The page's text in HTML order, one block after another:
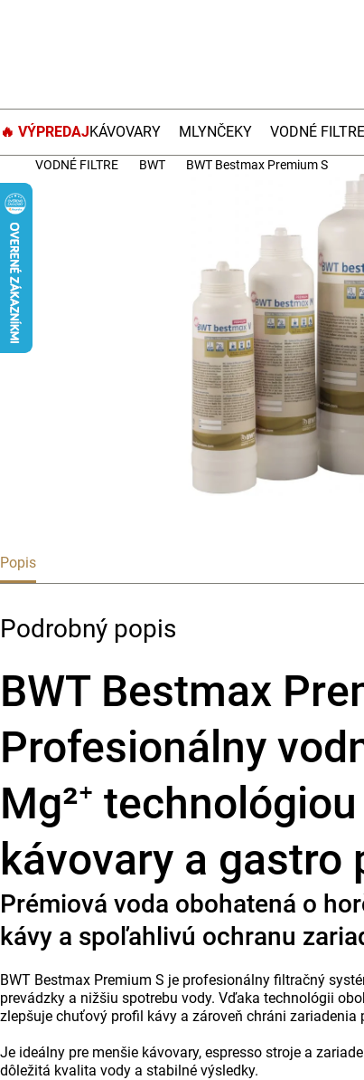
🔥 VÝPREDAJKÁVOVARY MLYNČEKY VODNÉ FILTRE
VODNÉ FILTRE BWT BWT Bestmax Premium S
Popis
Podrobný popis
BWT Bestmax
Profesionálny
Mg²⁺
kávovary a gastro
Prémiová voda obohatená o
kávy a spoľahlivú ochranu
BWT Bestmax Premium S je profesionálny filtračný
prevádzky a nižšiu spotrebu vody. Vďaka technológii
zlepšuje chuťový profil kávy a zároveň chráni zariadenia
Je ideálny pre menšie kávovary, espresso stroje a
dôležitá kvalita vody a stabilné výsledky.